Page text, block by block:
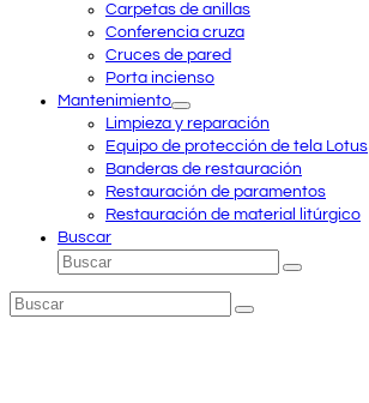
Carpetas de anillas
Conferencia cruza
Cruces de pared
Porta incienso
Mantenimiento
Limpieza y reparación
Equipo de protección de tela Lotus
Banderas de restauración
Restauración de paramentos
Restauración de material litúrgico
Buscar
Buscar
Enviar
Buscar
Enviar